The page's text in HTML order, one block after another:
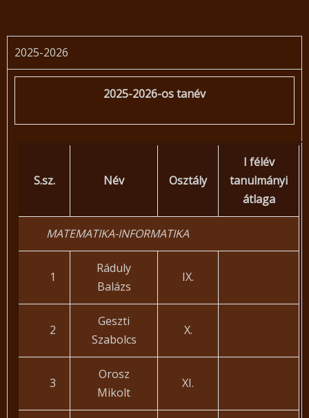
2025-2026
2025-2026-os tanév
S.sz. Név Osztály
I félév
tanulmányi
átlaga
MATEMATIKA-INFORMATIKA
1
Ráduly
Balázs
IX.
2
Geszti
Szabolcs
X.
3
Orosz
Mikolt
XI.